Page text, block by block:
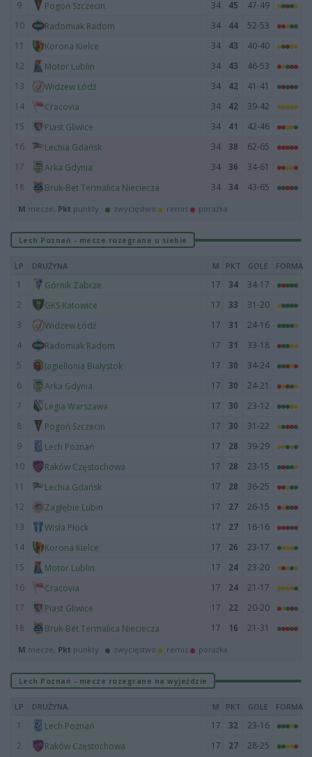
9 Pogoń Szczecin 34 45
47-49
10
Radomiak Radom 34 44
52-53
11
Korona Kielce 34 43
40-40
12
Motor Lublin 34 43
46-53
13
Widzew Łódź 34 42
41-41
14
Cracovia 34 42
39-42
15
Piast Gliwice 34 41
42-46
16
Lechia Gdańsk 34 38
62-65
17
Arka Gdynia 34 36
34-61
18
Bruk-Bet Termalica Nieciecza 34 34 43-65
M mecze, Pkt punkty · zwycięstwo remis porażka
Lech Poznań - mecze rozegrane u siebie
LP DRUŻYNA M PKT GOLE FORMA
1 Górnik Zabrze 17 34
34-17
2
GKS Katowice 17 33
31-20
3
Widzew Łódź 17 31
24-16
4
Radomiak Radom 17 31
33-18
5
Jagiellonia Białystok 17 30
34-24
6
Arka Gdynia 17 30
24-21
7
Legia Warszawa 17 30
23-12
8
Pogoń Szczecin 17 30
31-22
9
Lech Poznań 17 28
39-29
10
Raków Częstochowa 17 28
23-15
11
Lechia Gdańsk 17 28
36-25
12
Zagłębie Lubin 17 27
26-15
13
Wisła Płock 17 27
16-16
14
Korona Kielce 17 26
23-17
15
Motor Lublin 17 24
23-20
16
Cracovia 17 24
21-17
17
Piast Gliwice 17 22
20-20
18
Bruk-Bet Termalica Nieciecza 17 16 21-31
M mecze, Pkt punkty · zwycięstwo remis porażka
Lech Poznań - mecze rozegrane na wyjeździe
LP DRUŻYNA M PKT GOLE FORMA
1 Lech Poznań 17 32
23-16
2
Raków Częstochowa 17 27
28-25